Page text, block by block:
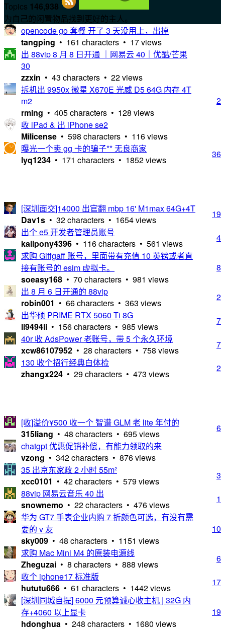
Topics 146,938
为自己的闲置物品找到更好的主人。
opencode go 套餐 开了 3 天没用上，出掉
tangping • 161 characters • 17 views
出 88vip 8 月 8 日开通 ｜网易云 40｜优酷/芒果
30
zzxin • 43 characters • 22 views
拆机出 9950x 微星 X670E 光威 D5 64G 内存 4T
m2
rming • 405 characters • 128 views
2
收 iPad & 出 iPhone se2
Milicense • 598 characters • 116 views
曝光一个卖 gg 卡的骗子** 无良商家
lyq1234 • 171 characters • 1852 views
36
[深圳面交]14000 出官翻 mbp 16' M1max 64G+4T
Dav1s • 32 characters • 1654 views
19
出个 e5 开发者管理员账号
kailpony4396 • 116 characters • 561 views
4
求购 Giffgaff 账号，里面带有充值 10 英镑或者直
接有账号的 esim 虚拟卡。
soeasy168 • 70 characters • 981 views
8
出 8 月 6 日开通的 88vip
robin001 • 66 characters • 363 views
2
出华硕 PRIME RTX 5060 Ti 8G
li9494li • 156 characters • 985 views
7
40r 收 AdsPower 老账号，带 5 个永久环境
xcw86107952 • 28 characters • 758 views
7
130 收个招行经典白体检
zhangx224 • 29 characters • 473 views
2
[收]溢价¥500 收一个 智谱 GLM 老 lite 年付的
315liang • 48 characters • 695 views
6
chatgpt 优惠促销补偿，有能力领取的来
vzong • 342 characters • 876 views
35 出京东家政 2 小时 55m²
xcc0101 • 42 characters • 579 views
3
88vip 网易云音乐 40 出
snownemo • 22 characters • 476 views
1
华为 GT7 手表企业内购 7 折颜色可选，有没有需
要的 v 友
sky009 • 48 characters • 1151 views
10
求购 Mac Mini M4 的原装电源线
Zheguzai • 8 characters • 888 views
6
收个 iphone17 标准版
hututu666 • 61 characters • 1442 views
17
[深圳同城自提] 6000 元预算诚心收主机 | 32G 内
存+4060 以上显卡
hdonghua • 248 characters • 1680 views
19